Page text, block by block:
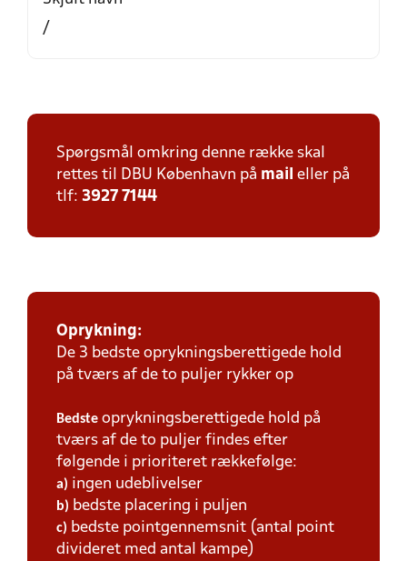
/
Spørgsmål omkring denne række skal
rettes til DBU København på mail eller på
tlf: 3927 7144
Oprykning:
De 3 bedste oprykningsberettigede hold
på tværs af de to puljer rykker op
Bedste oprykningsberettigede hold på
tværs af de to puljer findes efter
følgende i prioriteret rækkefølge:
a) ingen udeblivelser
b) bedste placering i puljen
c) bedste pointgennemsnit (antal point
divideret med antal kampe)